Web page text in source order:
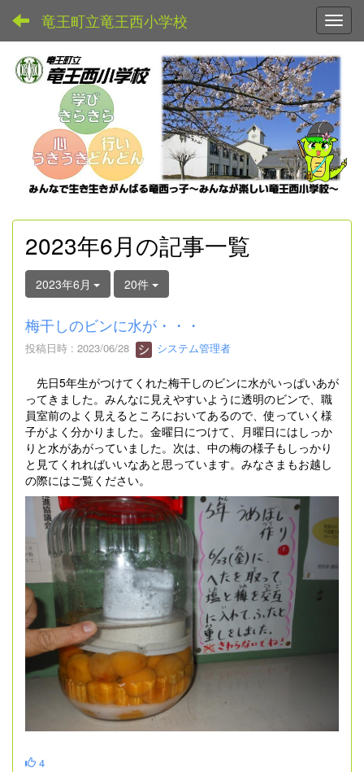
竜王町立竜王西小学校
2023年6月の記事一覧
2023年6月 20件
梅干しのビンに水が・・・
投稿日時 : 2023/06/28 システム管理者
先日5年生がつけてくれた梅干しのビンに水がいっぱいあが
ってきました。みんなに見えやすいように透明のビンで、職
員室前のよく見えるところにおいてあるので、使っていく様
子がよく分かりました。金曜日につけて、月曜日にはしっか
りと水があがっていました。次は、中の梅の様子もしっかり
と見てくれればいいなあと思っています。みなさまもお越し
の際にはご覧ください。
4